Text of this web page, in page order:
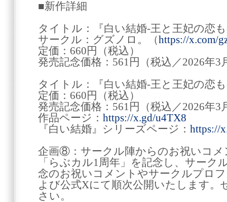
■新作詳細
タイトル：『白い結婚‐王と王妃の恋
サークル：グズノロ。（https://x.com/
定価：660円（税込）
発売記念価格：561円（税込／2026年3
タイトル：『白い結婚‐王と王妃の恋
定価：660円（税込）
発売記念価格：561円（税込／2026年3
作品ページ： https://x.gd/u4TX8
『白い結婚』シリーズページ： https://
企画⑧：サークル陣からのお祝いコメ
「らぶカル1周年」を記念し、サーク
念のお祝いコメントやサークルプロ
よび公式Xにて順次公開いたします。
さい。